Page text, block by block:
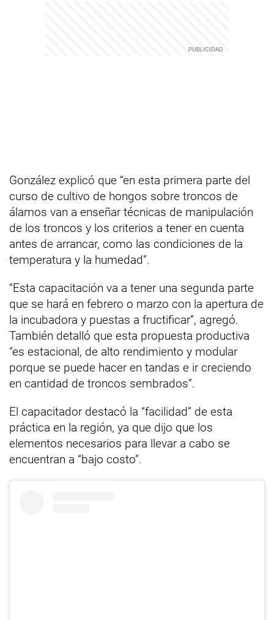
González explicó que “en esta primera parte del
curso de cultivo de hongos sobre troncos de
álamos van a enseñar técnicas de manipulación
de los troncos y los criterios a tener en cuenta
antes de arrancar, como las condiciones de la
temperatura y la humedad”.
“Esta capacitación va a tener una segunda parte
que se hará en febrero o marzo con la apertura de
la incubadora y puestas a fructificar”, agregó.
También detalló que esta propuesta productiva
“es estacional, de alto rendimiento y modular
porque se puede hacer en tandas e ir creciendo
en cantidad de troncos sembrados”.
El capacitador destacó la “facilidad” de esta
práctica en la región, ya que dijo que los
elementos necesarios para llevar a cabo se
encuentran a “bajo costo”.